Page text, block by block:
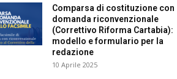
Comparsa di costituzione con
domanda riconvenzionale
(Correttivo Riforma Cartabia):
modello e formulario per la
redazione
10 Aprile 2025
Non autorizzo
dichiari di aver letto e accettato la
Iscriviti